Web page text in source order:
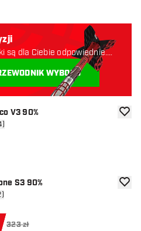
V3 90%
recenzji
S3 90%
recenzji
323 zł
są dla Ciebie odpowiednie.
WYBORU